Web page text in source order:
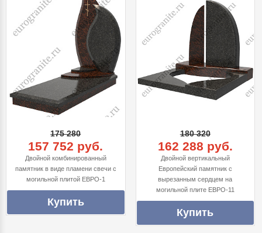
175 280
157 752 руб.
Двойной комбинированный
памятник в виде пламени свечи с
могильной плитой ЕВРО-1
180 320
162 288 руб.
Двойной вертикальный
Европейский памятник с
вырезанным сердцем на
могильной плите ЕВРО-11